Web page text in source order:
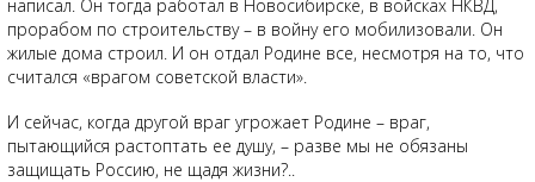
написал. Он тогда работал в Новосибирске, в войсках НКВД,
прорабом по строительству – в войну его мобилизовали. Он
жилые дома строил. И он отдал Родине все, несмотря на то, что
считался «врагом советской власти».
И сейчас, когда другой враг угрожает Родине – враг,
пытающийся растоптать ее душу, – разве мы не обязаны
защищать Россию, не щадя жизни?..